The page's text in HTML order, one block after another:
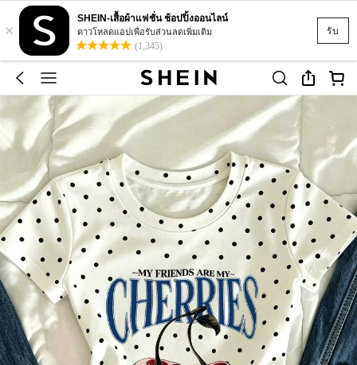
รับ
×
SHEIN-เสื้อผ้าแฟชั่น ช้อปปิ้งออนไลน์
ดาวโหลดแอปเพื่อรับส่วนลดเพิ่มเติม
(1,345)